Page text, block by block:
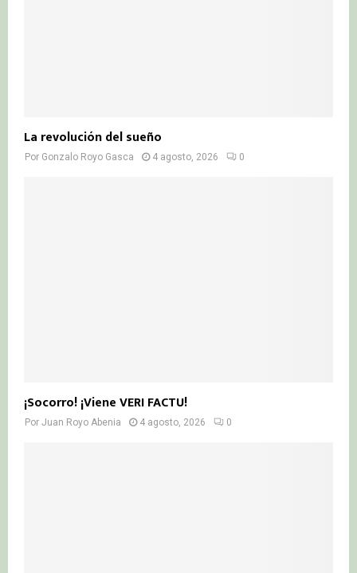
La revolución del sueño
Por Gonzalo Royo Gasca 4 agosto, 2026 0
¡Socorro! ¡Viene VERI FACTU!
Por Juan Royo Abenia 4 agosto, 2026 0